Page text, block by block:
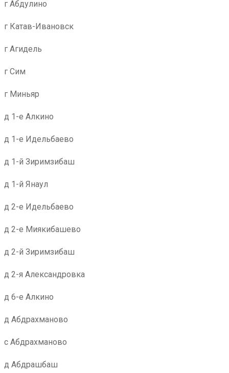
г Абдулино
г Катав-Ивановск
г Агидель
г Сим
г Миньяр
д 1-е Алкино
д 1-е Идельбаево
д 1-й Зиримзибаш
д 1-й Янаул
д 2-е Идельбаево
д 2-е Миякибашево
д 2-й Зиримзибаш
д 2-я Александровка
д 6-е Алкино
д Абдрахманово
с Абдрахманово
д Абдрашбаш